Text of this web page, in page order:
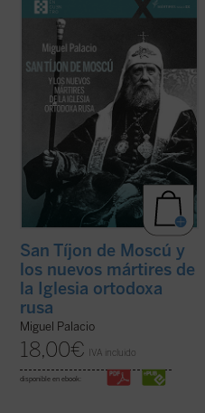
1917, en los días de la revolución rusa. Su
mandato no duró ni ocho años. Falleció en
1925, a los sesenta años, casi seguro
envenenado. En 1989 fue declarado santo,
el primero de los nuevos mártires ...(ver
ficha)
San Tíjon de Moscú y
los nuevos mártires de
la Iglesia ortodoxa
rusa
Miguel Palacio
18,00€ IVA incluido
disponible en ebook: